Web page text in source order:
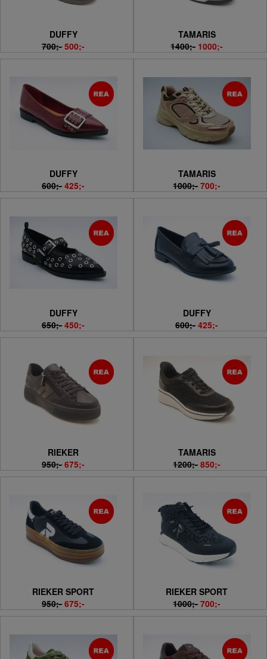
DUFFY
700;- 500;-
TAMARIS
1400;- 1000;-
DUFFY
600;- 425;-
TAMARIS
1000;- 700;-
DUFFY
650;- 450;-
DUFFY
600;- 425;-
RIEKER
950;- 675;-
TAMARIS
1200;- 850;-
RIEKER SPORT
950;- 675;-
RIEKER SPORT
1000;- 700;-